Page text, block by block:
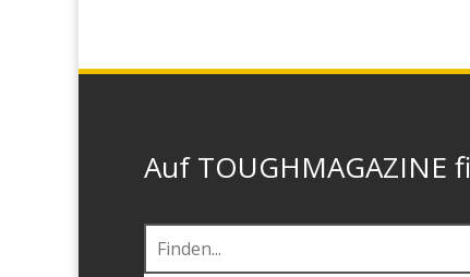
Auf TOUGHMAGAZINE